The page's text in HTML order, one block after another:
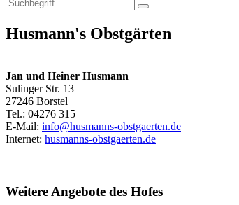
Husmann's Obstgärten
Jan und Heiner Husmann
Sulinger Str. 13
27246 Borstel
Tel.: 04276 315
E-Mail: info@husmanns-obstgaerten.de
Internet: husmanns-obstgaerten.de
Weitere Angebote des Hofes